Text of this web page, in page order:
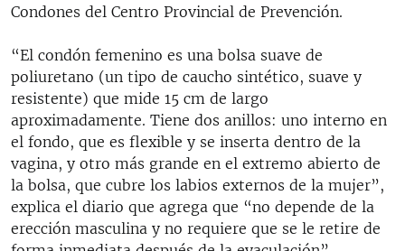
Condones del Centro Provincial de Prevención.
“El condón femenino es una bolsa suave de
poliuretano (un tipo de caucho sintético, suave y
resistente) que mide 15 cm de largo
aproximadamente. Tiene dos anillos: uno interno en
el fondo, que es flexible y se inserta dentro de la
vagina, y otro más grande en el extremo abierto de
la bolsa, que cubre los labios externos de la mujer”,
explica el diario que agrega que “no depende de la
erección masculina y no requiere que se le retire de